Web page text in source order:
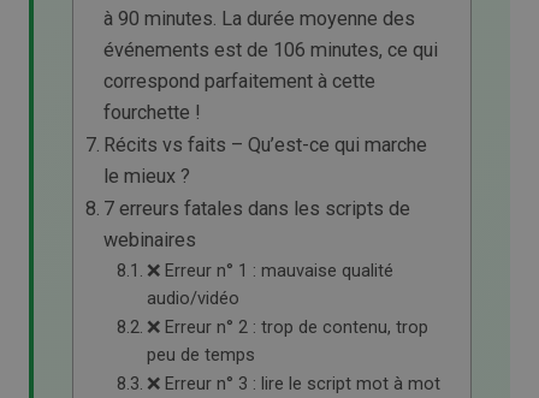
à 90 minutes. La durée moyenne des
événements est de 106 minutes, ce qui
correspond parfaitement à cette
fourchette !
Récits vs faits – Qu’est-ce qui marche
le mieux ?
7 erreurs fatales dans les scripts de
webinaires
❌ Erreur n° 1 : mauvaise qualité
audio/vidéo
❌ Erreur n° 2 : trop de contenu, trop
peu de temps
❌ Erreur n° 3 : lire le script mot à mot